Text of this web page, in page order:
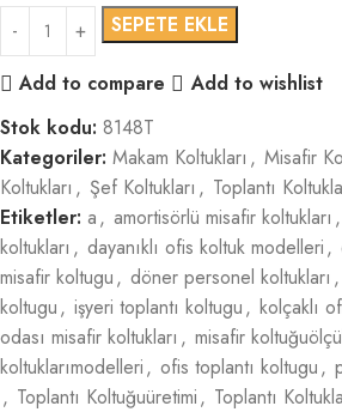
SEPETE EKLE
Add to compare
Add to wishlist
Stok kodu: 8148T
Kategoriler: Makam Koltukları , Misafir
Koltukları , Şef Koltukları , Toplantı
Etiketler: a, amortisörlü misafir koltukları ,
koltukları , dayanıklı ofis koltuk modelleri,
misafir koltugu, döner personel koltukları ,
koltugu, işyeri toplantı koltugu, kolçaklı
odası misafir koltukları , misafir
koltuklarımodelleri, ofis toplantı koltugu,
, Toplantı Koltuğuüretimi, Toplantı